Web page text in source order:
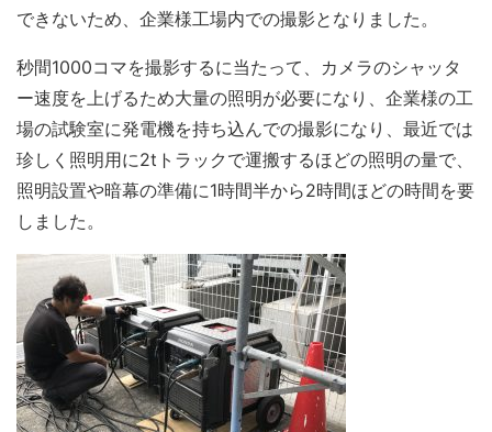
できないため、企業様工場内での撮影となりました。
秒間1000コマを撮影するに当たって、カメラのシャッタ
ー速度を上げるため大量の照明が必要になり、企業様の工
場の試験室に発電機を持ち込んでの撮影になり、最近では
珍しく照明用に2tトラックで運搬するほどの照明の量で、
照明設置や暗幕の準備に1時間半から2時間ほどの時間を要
しました。